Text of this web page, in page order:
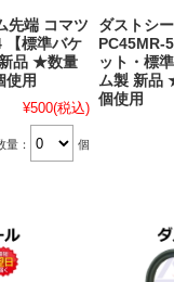
先端 コマツ
【標準バケ
品 ★数量
用
¥500(税込)
量： 個
ダストシ
PC45MR-
ット・標
ム製 新品
個使用